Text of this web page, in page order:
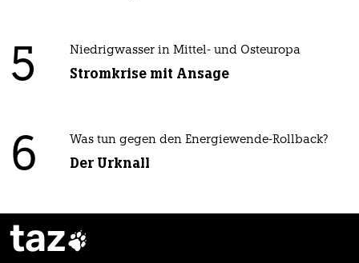
5 Niedrigwasser in Mittel- und Osteuropa
Stromkrise mit Ansage
6 Was tun gegen den Energiewende-Rollback?
Der Urknall
taz